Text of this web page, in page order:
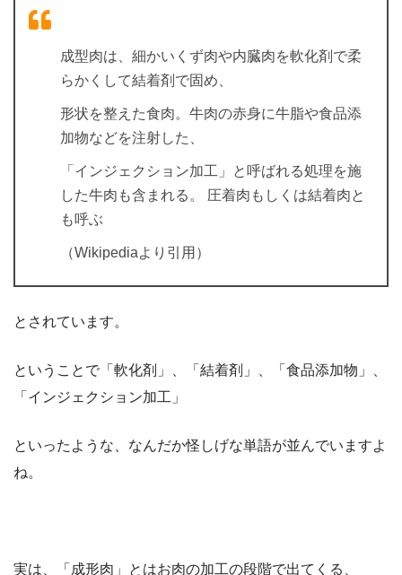
成型肉は、細かいくず肉や内臓肉を軟化剤で柔
らかくして結着剤で固め、
形状を整えた食肉。牛肉の赤身に牛脂や食品添
加物などを注射した、
「インジェクション加工」と呼ばれる処理を施
した牛肉も含まれる。 圧着肉もしくは結着肉と
も呼ぶ
（Wikipediaより引用）
とされています。
ということで「軟化剤」、「結着剤」、「食品添加物」、
「インジェクション加工」
といったような、なんだか怪しげな単語が並んでいますよ
ね。
実は、「成形肉」とはお肉の加工の段階で出てくる、